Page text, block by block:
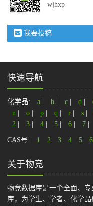
wjhxp
我要投稿
快速导航
化学品: a b c d
n
o p q r s
2
3 4 5 6 7
CAS号: 1 2 3 4 5 6
关于物竞
物竞数据库是一个全面、专
库，为学生、学者、化学